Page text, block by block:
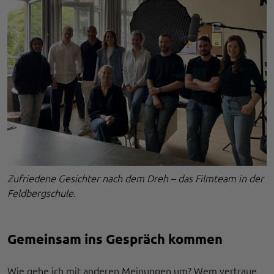
Zufriedene Gesichter nach dem Dreh – das Filmteam in der
Feldbergschule.
Gemeinsam ins Gespräch kommen
Wie gehe ich mit anderen Meinungen um? Wem vertraue